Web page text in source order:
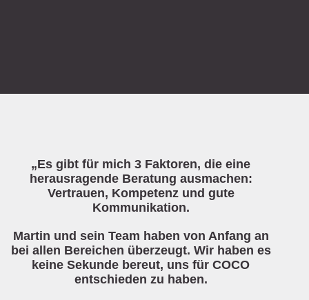
„Es gibt für mich 3 Faktoren, die eine
herausragende Beratung ausmachen:
Vertrauen, Kompetenz und gute
Kommunikation.
Martin und sein Team haben von Anfang an
bei allen Bereichen überzeugt. Wir haben es
keine Sekunde bereut, uns für COCO
entschieden zu haben.